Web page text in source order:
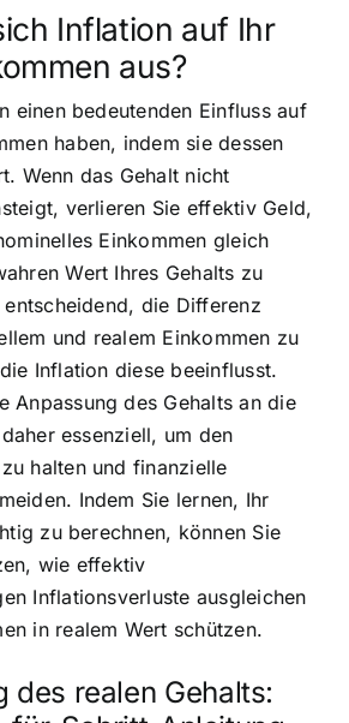
Inflation auf Ihr
aus?
einen bedeutenden Einfluss auf
haben, indem sie dessen
Wenn das Gehalt nicht
verlieren Sie effektiv Geld,
Einkommen gleich
Wert Ihres Gehalts zu
die Differenz
und realem Einkommen zu
Inflation diese beeinflusst.
Anpassung des Gehalts an die
essenziell, um den
halten und finanzielle
Indem Sie lernen, Ihr
zu berechnen, können Sie
wie effektiv
Inflationsverluste ausgleichen
in realem Wert schützen.
des realen Gehalts: